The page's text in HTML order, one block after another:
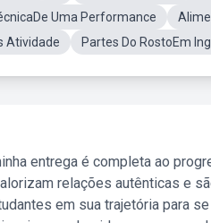
Uma Performance
Atividade
Partes Do RostoEm
entrega é completa ao
relações autênticas e
em sua trajetória para